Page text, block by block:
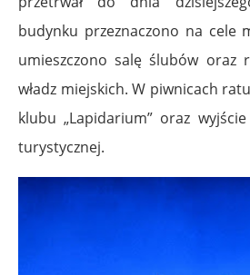
budynku przeznaczono na cele
umieszczono salę ślubów oraz
władz miejskich. W piwnicach
klubu „Lapidarium” oraz
turystycznej.